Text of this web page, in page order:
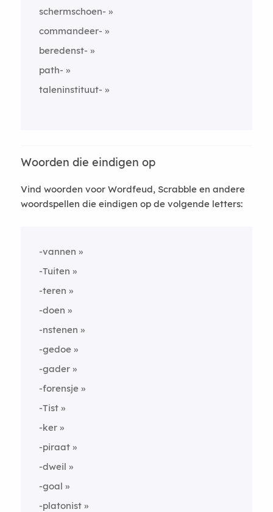
schermschoen-
commandeer-
beredenst-
path-
taleninstituut-
Woorden die eindigen op
Vind woorden voor Wordfeud, Scrabble en andere
woordspellen die eindigen op de volgende letters:
-vannen
-Tuiten
-teren
-doen
-nstenen
-gedoe
-gader
-forensje
-Tist
-ker
-piraat
-dweil
-goal
-platonist